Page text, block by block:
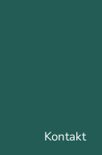
Kontakt